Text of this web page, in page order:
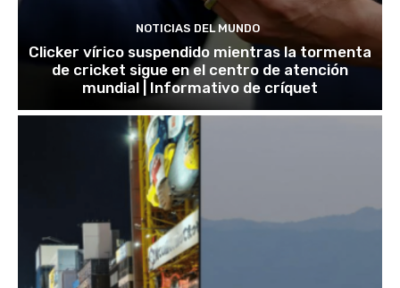
NOTICIAS DEL MUNDO
Clicker vírico suspendido mientras la tormenta
de cricket sigue en el centro de atención
mundial | Informativo de críquet